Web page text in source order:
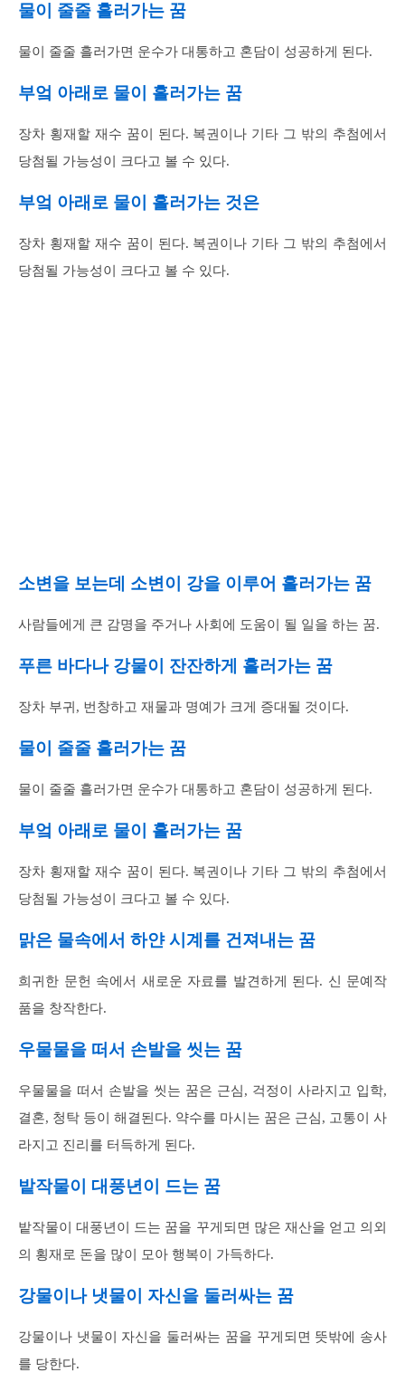
물이 줄줄 흘러가는 꿈
물이 줄줄 흘러가면 운수가 대통하고 혼담이 성공하게 된다.
부엌 아래로 물이 흘러가는 꿈
장차 횡재할 재수 꿈이 된다. 복권이나 기타 그 밖의 추첨에서
당첨될 가능성이 크다고 볼 수 있다.
부엌 아래로 물이 흘러가는 것은
장차 횡재할 재수 꿈이 된다. 복권이나 기타 그 밖의 추첨에서
당첨될 가능성이 크다고 볼 수 있다.
소변을 보는데 소변이 강을 이루어 흘러가는 꿈
사람들에게 큰 감명을 주거나 사회에 도움이 될 일을 하는 꿈.
푸른 바다나 강물이 잔잔하게 흘러가는 꿈
장차 부귀, 번창하고 재물과 명예가 크게 증대될 것이다.
물이 줄줄 흘러가는 꿈
물이 줄줄 흘러가면 운수가 대통하고 혼담이 성공하게 된다.
부엌 아래로 물이 흘러가는 꿈
장차 횡재할 재수 꿈이 된다. 복권이나 기타 그 밖의 추첨에서
당첨될 가능성이 크다고 볼 수 있다.
맑은 물속에서 하얀 시계를 건져내는 꿈
희귀한 문헌 속에서 새로운 자료를 발견하게 된다. 신 문예작
품을 창작한다.
우물물을 떠서 손발을 씻는 꿈
우물물을 떠서 손발을 씻는 꿈은 근심, 걱정이 사라지고 입학,
결혼, 청탁 등이 해결된다. 약수를 마시는 꿈은 근심, 고통이 사
라지고 진리를 터득하게 된다.
밭작물이 대풍년이 드는 꿈
밭작물이 대풍년이 드는 꿈을 꾸게되면 많은 재산을 얻고 의외
의 횡재로 돈을 많이 모아 행복이 가득하다.
강물이나 냇물이 자신을 둘러싸는 꿈
강물이나 냇물이 자신을 둘러싸는 꿈을 꾸게되면 뜻밖에 송사
를 당한다.